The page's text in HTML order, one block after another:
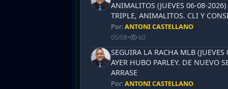
ANIMALITOS (JUEVES 06-08-2026)
TRIPLE, ANIMALITOS. CLI Y
Por:ANTONI CASTELLANO
05/08• 60
SEGUIRA LA RACHA MLB
AYER HUBO PARLEY. DE NUEVO
ARRASE
Por:ANTONI CASTELLANO